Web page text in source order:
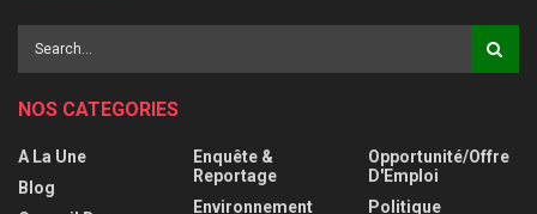
NOS CATEGORIES
A La Une
Blog
Enquête &
Reportage
Environnement
Opportunité/Offre
D'Emploi
Politique